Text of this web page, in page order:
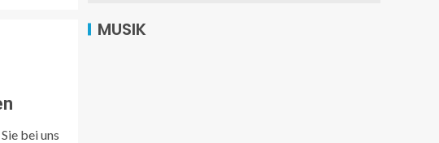
bei uns
MUSIK